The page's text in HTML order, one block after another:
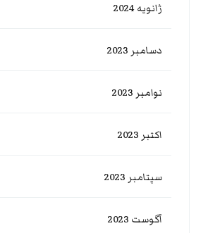
ژانویه 2024
دسامبر 2023
نوامبر 2023
اکتبر 2023
سپتامبر 2023
آگوست 2023